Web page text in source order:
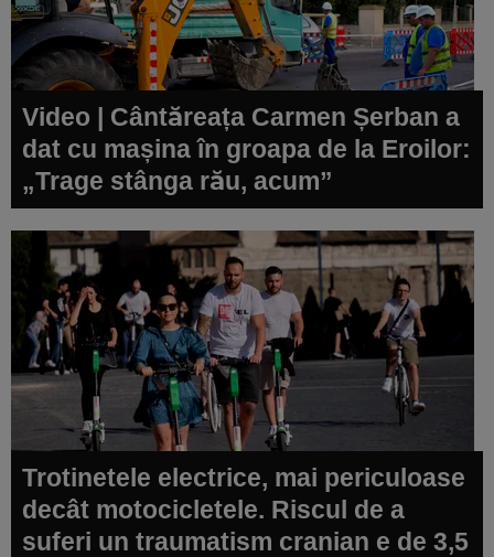
Video | Cântăreața Carmen Șerban a
dat cu mașina în groapa de la Eroilor:
„Trage stânga rău, acum”
Trotinetele electrice, mai periculoase
decât motocicletele. Riscul de a
suferi un traumatism cranian e de 3,5